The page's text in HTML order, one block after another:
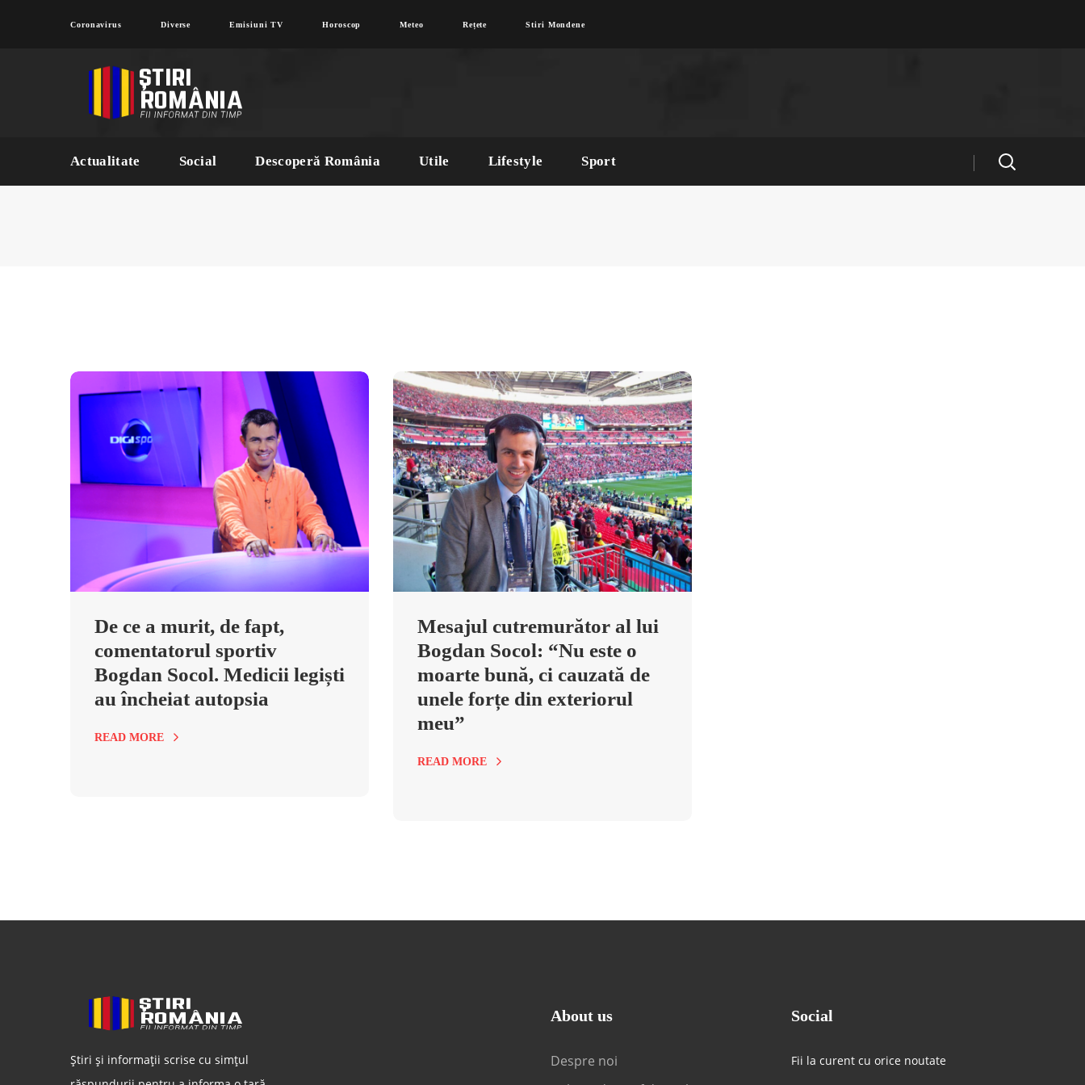
Coronavirus Diverse Emisiuni TV Horoscop Meteo Rețete Stiri Mondene
Actualitate Social Descoperă România Utile Lifestyle Sport
De ce a murit, de fapt,
comentatorul sportiv
Bogdan Socol. Medicii legiști
au încheiat autopsia
READ MORE
Mesajul cutremurător al lui
Bogdan Socol: “Nu este o
moarte bună, ci cauzată de
unele forțe din exteriorul
meu”
READ MORE
Știri și informații scrise cu simțul
About us
Despre noi
Social
Fii la curent cu orice noutate